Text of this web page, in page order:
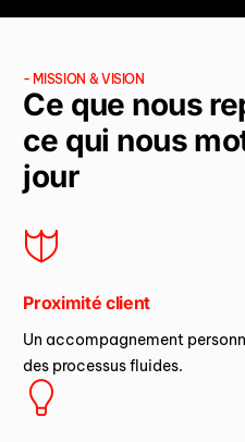
- MISSION & VISION
Ce que nous
ce qui nous
jour
Proximité client
Un accompagnement
des processus fluides.